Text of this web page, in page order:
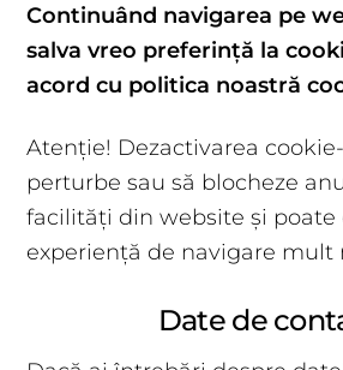
Continuând navigarea pe
salva vreo preferință la
acord cu politica noastră
Atenție! Dezactivarea
perturbe sau să blocheze
facilități din website și poate
experiență de navigare mult
Date de